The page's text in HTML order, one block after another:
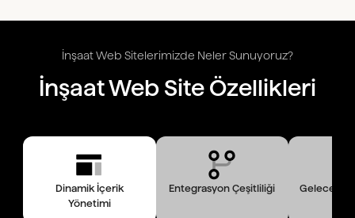
İnşaat Web Sitelerimizde Neler Sunuyoruz?
İnşaat Web Site Özellikleri
Dinamik İçerik
Yönetimi
Entegrasyon Çeşitliliği Geleceğe